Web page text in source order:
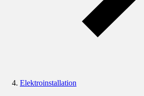
Elektroinstallation